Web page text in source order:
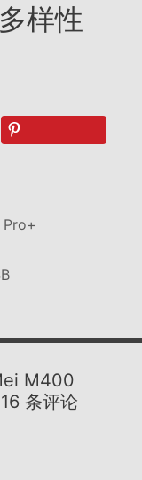
样性
M400
条评论